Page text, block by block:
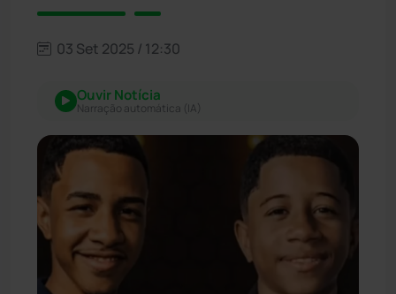
03 Set 2025 / 12:30
Ouvir Notícia
Narração automática (IA)